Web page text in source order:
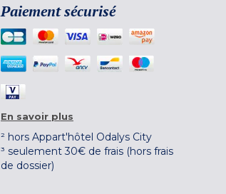
Paiement sécurisé
En savoir plus
² hors Appart'hôtel Odalys City
³ seulement 30€ de frais (hors frais
de dossier)